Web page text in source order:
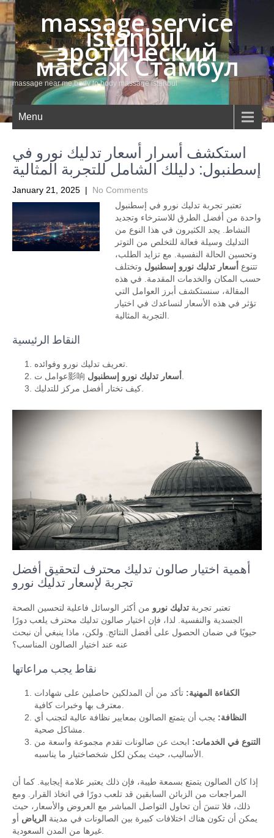
massage service
istanbul,
эротический
массаж Стамбул
massage near me,body to body massage istanbul
Menu
استكشف أسرار أسعار تدليك نورو في
إسطنبول: دليلك الشامل للتجربة المثالية
January 21, 2025 | No Comments
تعتبر تجربة تدليك نورو في إسطنبول
واحدة من أفضل الطرق للاسترخاء وتجديد
النشاط. يجد الكثيرون في هذا النوع من
التدليك وسيلة فعالة للتخلص من التوتر
وتحسين الحالة النفسية. مع تزايد الطلب،
تتنوع
أسعار تدليك نورو إسطنبول وتختلف
حسب المكان والخدمات المقدمة. في هذه
المقالة، سنستكشف أبرز العوامل التي
تؤثر في هذه الأسعار لنساعدك في اختيار
النقاط الرئيسية
عوامل ت影响 أسعار تدليك نورو إسطنبول
أهمية اختيار صالون تدليك محترف لتحقيق أفضل
تجربة لإسعار تدليك نورو
تعتبر تجربة تدليك نورو من أكثر الوسائل فاعلية لتحسين الصحة
الجسدية والنفسية. لذا، فإن اختيار صالون تدليك محترف يلعب دورًا
حيويًا في ضمان الحصول على أفضل النتائج. ولكن، ماذا ينبغي أن نبحث
عنه عند اختيار الصالون المناسب؟
نقاط يجب مراعاتها
الكفاءة المهنية: تأكد من أن المدلكين حاصلين على شهادات
النظافة: يجب أن يتمتع الصالون بمعايير نظافة عالية لتجنب أي
التنوع في الخدمات: ابحث عن صالونات تقدم مجموعة واسعة من
إذا كان الصالون يتمتع بسمعة طيبة، فإن ذلك يعتبر علامة إيجابية. كما أن
المراجعات من الزبائن السابقين قد تلعب دورًا في اتخاذ القرار. ومع
ذلك، فلا تنسَ أن تحاول التواصل المباشر مع العروض والأسعار، حيث
يمكن أن تكون هناك اختلافات كبيرة بين الصالونات في مدينة الرياض أو